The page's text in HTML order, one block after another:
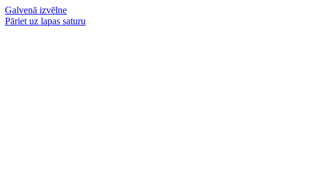
Galvenā izvēlne
Pāriet uz lapas saturu